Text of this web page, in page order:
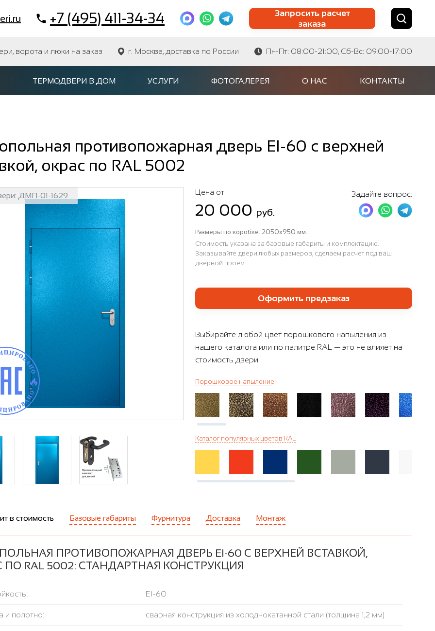
+7 (495) 411-34-34
Запросить расчет
заказа
Найти по сайту Найти по артикулу
ворота и люки на заказ г. Москва, доставка по России Пн-Пт: 08:00-21:00, Сб-Вс: 09:00-17:00
ТЕРМОДВЕРИ В ДОМ УСЛУГИ ФОТОГАЛЕРЕЯ О НАС КОНТАКТЫ
противопожарная дверь EI-60 с верхней
окрас по RAL 5002
ДМП-01-1629 Цена от
20 000 руб.
Задайте вопрос:
Размеры по коробке: 2050x950 мм.
Стоимость указана за базовые габариты и комплектацию.
Заказывайте двери любых размеров, сделаем расчет под ваш
дверной проем.
Оформить предзаказ
Выбирайте любой цвет порошкового напыления из
нашего каталога или по палитре RAL — это не влияет на
стоимость двери!
Порошковое напыление
Каталог популярных цветов RAL
в стоимость Базовые габариты Фурнитура Доставка Монтаж
ПРОТИВОПОЖАРНАЯ ДВЕРЬ EI-60 С ВЕРХНЕЙ ВСТАВКОЙ,
ПО RAL 5002: СТАНДАРТНАЯ КОНСТРУКЦИЯ
EI-60
и полотно: сварная конструкция из холоднокатанной стали (толщина 1,2 мм)